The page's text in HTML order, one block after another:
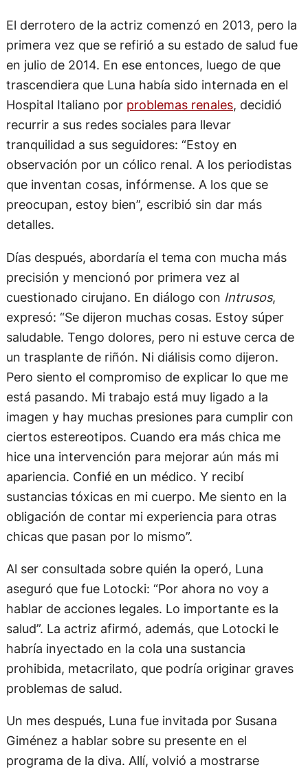
El derrotero de la actriz comenzó en 2013, pero la
primera vez que se refirió a su estado de salud fue
en julio de 2014. En ese entonces, luego de que
trascendiera que Luna había sido internada en el
Hospital Italiano por problemas renales, decidió
recurrir a sus redes sociales para llevar
tranquilidad a sus seguidores: “Estoy en
observación por un cólico renal. A los periodistas
que inventan cosas, infórmense. A los que se
preocupan, estoy bien”, escribió sin dar más
detalles.
Días después, abordaría el tema con mucha más
precisión y mencionó por primera vez al
cuestionado cirujano. En diálogo con Intrusos,
expresó: “Se dijeron muchas cosas. Estoy súper
saludable. Tengo dolores, pero ni estuve cerca de
un trasplante de riñón. Ni diálisis como dijeron.
Pero siento el compromiso de explicar lo que me
está pasando. Mi trabajo está muy ligado a la
imagen y hay muchas presiones para cumplir con
ciertos estereotipos. Cuando era más chica me
hice una intervención para mejorar aún más mi
apariencia. Confié en un médico. Y recibí
sustancias tóxicas en mi cuerpo. Me siento en la
obligación de contar mi experiencia para otras
chicas que pasan por lo mismo”.
Al ser consultada sobre quién la operó, Luna
aseguró que fue Lotocki: “Por ahora no voy a
hablar de acciones legales. Lo importante es la
salud”. La actriz afirmó, además, que Lotocki le
habría inyectado en la cola una sustancia
prohibida, metacrilato, que podría originar graves
problemas de salud.
Un mes después, Luna fue invitada por Susana
Giménez a hablar sobre su presente en el
programa de la diva. Allí, volvió a mostrarse